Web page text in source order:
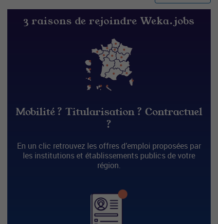
3 raisons de rejoindre Weka.jobs
Mobilité ? Titularisation ? Contractuel
?
En un clic retrouvez les offres d’emploi proposées par
les institutions et établissements publics de votre
région.